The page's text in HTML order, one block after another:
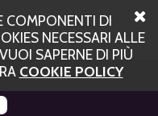
COMPONENTI DI
NECESSARI ALLE
SAPERNE DI PIÙ
COOKIE POLICY